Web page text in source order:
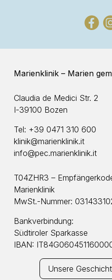
Marienklinik – Marien
Claudia de Medici Str. 2
I-39100 Bozen
Tel: +39 0471 310 600
klinik@marienklinik.it
info@pec.marienklinik.it
T04ZHR3 –
Marienklinik
MwSt.-Nummer:
Bankverbindung:
Südtiroler Sparkasse
IBAN:
Unsere